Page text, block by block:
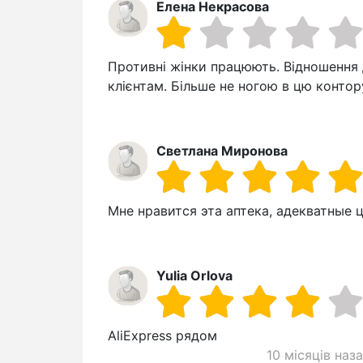
Елена Некрасова
Противні жінки працюють.
клієнтам. Більше не ногою в цю
Светлана Миронова
Мне нравится эта аптека, адекватные
Yulia Orlova
AliExpress рядом
10 місяців